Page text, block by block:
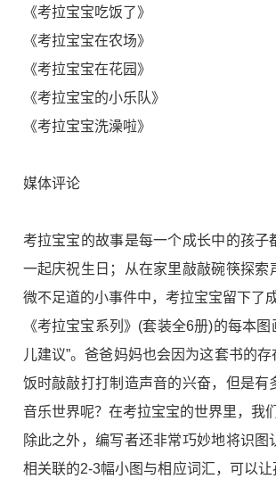
《考拉宝宝吃饭了》
《考拉宝宝在农场》
《考拉宝宝在花园》
《考拉宝宝的小乐队》
《考拉宝宝洗澡啦》
媒体评论
考拉宝宝的故事是每一个成长中的孩
一起庆祝生日；从在家里敲敲碗筷探
微不足道的小事件中，考拉宝宝留下了
《考拉宝宝系列》(套装全6册)的每本
儿建议”。爸爸妈妈也会因为这套书的
饭时敲敲打打制造声音的兴奋，但是
音乐世界呢？在考拉宝宝的世界里，我
除此之外，编写者还非常巧妙地将识
相关联的2-3幅小图与相应词汇，可以